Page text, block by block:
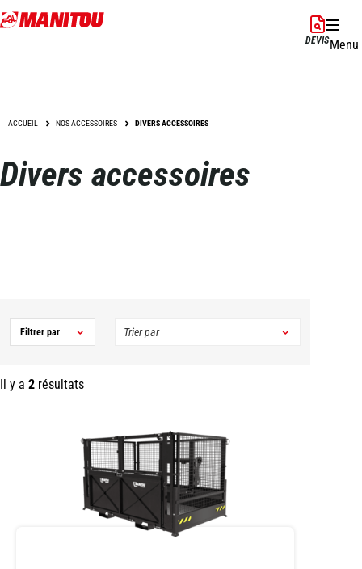
Aller
au
DEVISMenu
ACCUEIL NOS ACCESSOIRES DIVERS ACCESSOIRES
Divers accessoires
Il y a 2 résultats
Filtrer par